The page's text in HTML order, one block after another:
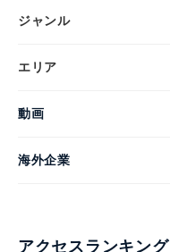
ジャンル
エリア
動画
海外企業
アクセスランキング